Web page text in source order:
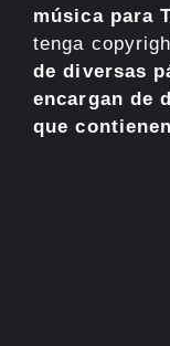
música para
tenga
de diversas
encargan de
que